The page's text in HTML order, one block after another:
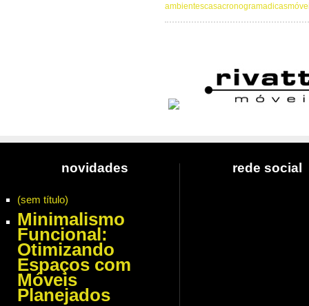
ambientescasacronogramadicas
novidades
(sem título)
Minimalismo
Funcional:
Otimizando
Espaços com
Móveis
Planejados
rede social